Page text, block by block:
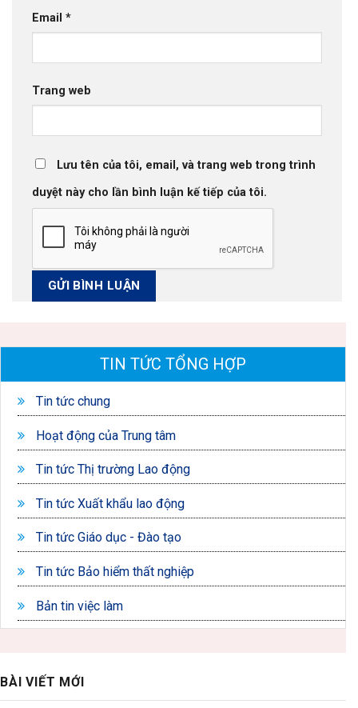
Email *
Trang web
Lưu tên của tôi, email, và trang web trong trình
duyệt này cho lần bình luận kế tiếp của tôi.
TIN TỨC TỔNG HỢP
Tin tức chung
Hoạt động của Trung tâm
Tin tức Thị trường Lao động
Tin tức Xuất khẩu lao động
Tin tức Giáo dục - Đào tạo
Tin tức Bảo hiểm thất nghiệp
Bản tin việc làm
BÀI VIẾT MỚI